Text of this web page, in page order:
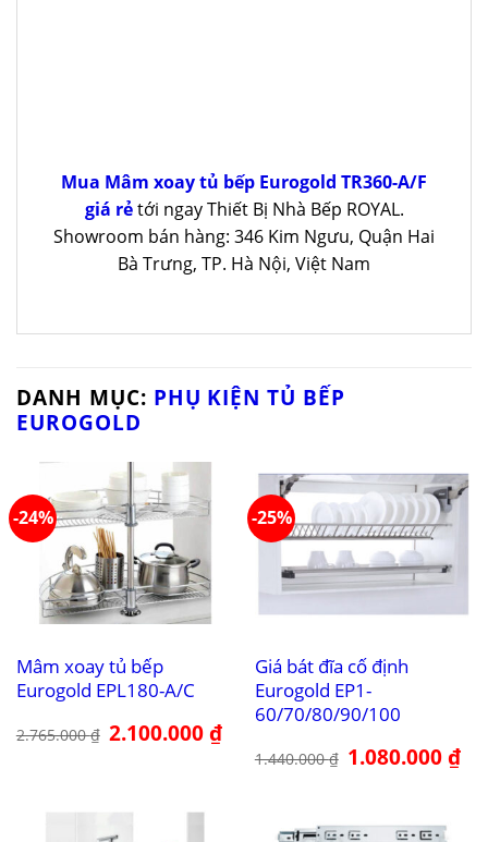
Mua Mâm xoay tủ bếp Eurogold TR360-A/F
giá rẻtới ngay Thiết Bị Nhà Bếp ROYAL.
Showroom bán hàng: 346 Kim Ngưu, Quận Hai
Bà Trưng, TP. Hà Nội, Việt Nam
DANH MỤC: PHỤ KIỆN TỦ BẾP
EUROGOLD
-24%
Mâm xoay tủ bếp
Eurogold EPL180-A/C
2.765.000₫ Giá
gốc
2.100.000₫Giá
hiện
-25%
Giá bát đĩa cố định
Eurogold EP1-
60/70/80/90/100
1.440.000₫ Giá
gốc
1.080.000₫Giá